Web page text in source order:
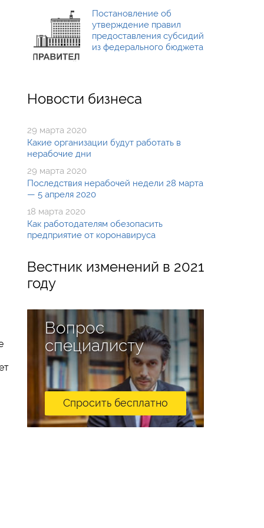
Постановление об
утверждение правил
предоставления субсидий
из федерального бюджета
Новости бизнеса
29 марта 2020
Какие организации будут работать в
нерабочие дни
29 марта 2020
Последствия нерабочей недели 28 марта
— 5 апреля 2020
18 марта 2020
Как работодателям обезопасить
предприятие от коронавируса
Вестник изменений в 2021
году
Вопрос
специалисту
Спросить бесплатно